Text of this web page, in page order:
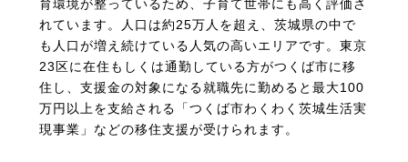
育環境が整っているため、子育て世帯にも高く評価さ
れています。人口は約25万人を超え、茨城県の中で
も人口が増え続けている人気の高いエリアです。東京
23区に在住もしくは通勤している方がつくば市に移
住し、支援金の対象になる就職先に勤めると最大100
万円以上を支給される「つくば市わくわく茨城生活実
現事業」などの移住支援が受けられます。